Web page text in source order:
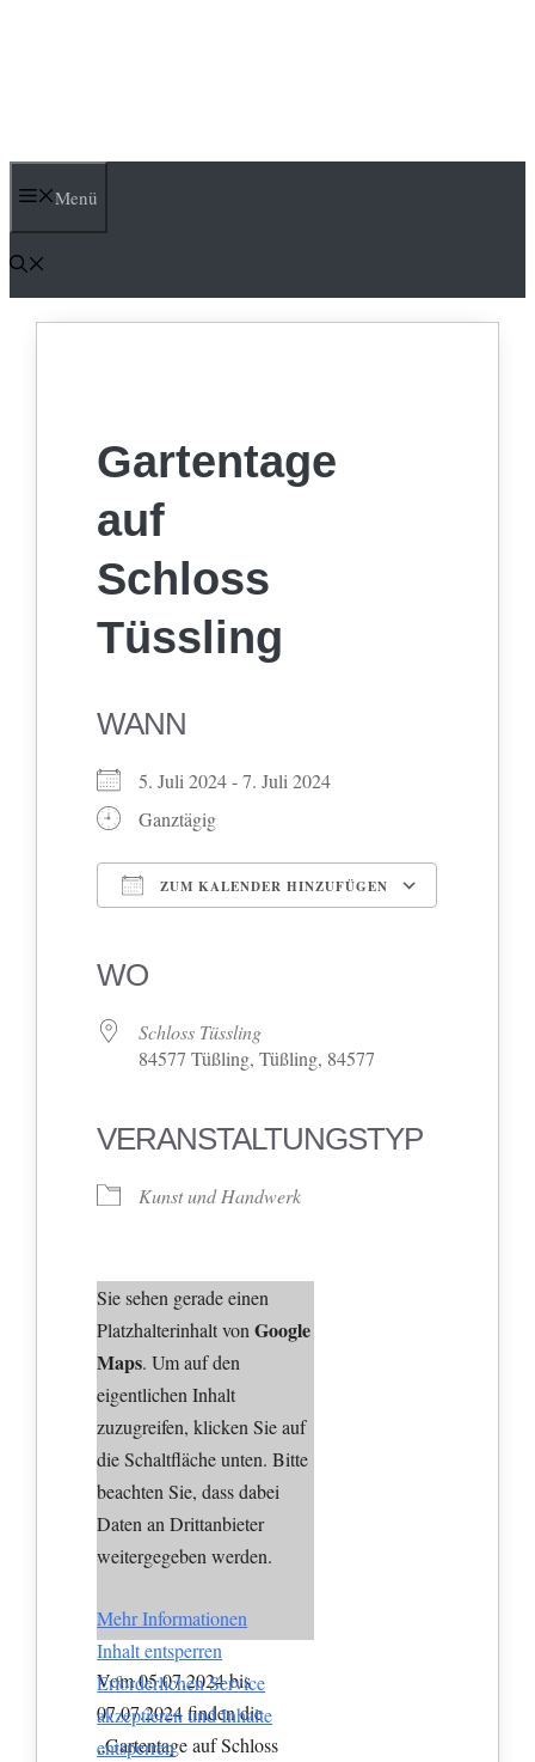
Menü
Gartentage
auf
Schloss
Tüssling
WANN
5. Juli 2024 - 7. Juli 2024
Ganztägig
ZUM KALENDER HINZUFÜGEN
WO
Schloss Tüssling
84577 Tüßling, Tüßling, 84577
VERANSTALTUNGSTYP
Kunst und Handwerk
Sie sehen gerade einen
Platzhalterinhalt vonGoogle
Maps. Um auf den
eigentlichen Inhalt
zuzugreifen, klicken Sie auf
die Schaltfläche unten. Bitte
beachten Sie, dass dabei
Daten an Drittanbieter
weitergegeben werden.
Mehr Informationen
Inhalt entsperren
Erforderlichen Service
akzeptieren und Inhalte
entsperren
Vom 05.07.2024 bis
07.07.2024 finden die
„Gartentage auf Schloss